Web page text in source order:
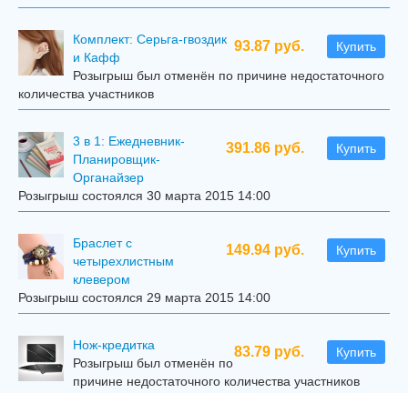
93.87 руб. Купить
Комплект: Серьга-гвоздик
и Кафф
Розыгрыш был отменён по причине недостаточного
количества участников
391.86 руб. Купить
3 в 1: Ежедневник-
Планировщик-
Органайзер
Розыгрыш состоялся 30 марта 2015 14:00
149.94 руб. Купить
Браслет с
четырехлистным
клевером
Розыгрыш состоялся 29 марта 2015 14:00
83.79 руб. Купить
Нож-кредитка
Розыгрыш был отменён по
причине недостаточного количества участников